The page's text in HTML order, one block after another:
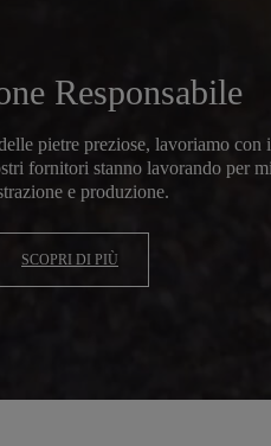
Responsabile
pietre preziose, lavoriamo
fornitori stanno lavorando per
e produzione.
SCOPRI DI PIÙ